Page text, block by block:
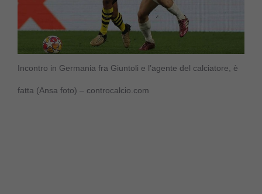
Incontro in Germania fra Giuntoli e l’agente del calciatore, è
fatta (Ansa foto) – controcalcio.com